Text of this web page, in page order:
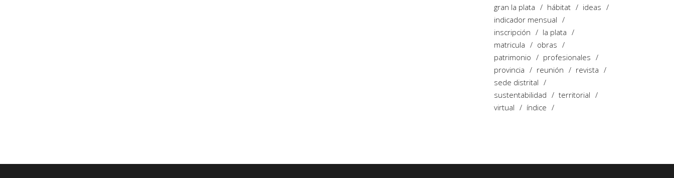
gran la plata
hábitat
ideas
indicador mensual
inscripción
la plata
matricula
obras
patrimonio
profesionales
provincia
reunión
revista
sede distrital
sustentabilidad
territorial
virtual
índice